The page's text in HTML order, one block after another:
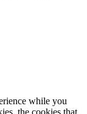
while you